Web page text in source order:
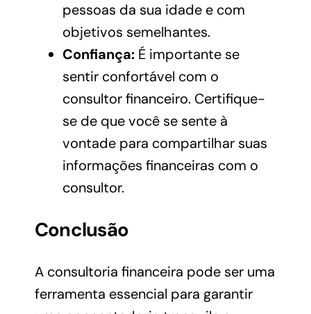
pessoas da sua idade e com
objetivos semelhantes.
Confiança:É importante se
sentir confortável com o
consultor financeiro. Certifique-
se de que você se sente à
vontade para compartilhar suas
informações financeiras com o
consultor.
Conclusão
A consultoria financeira pode ser uma
ferramenta essencial para garantir